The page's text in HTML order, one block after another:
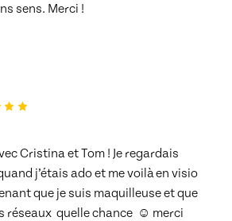
sens. Merci !
Cristina et Tom ! Je regardais
j’étais ado et me voilà en visio
que je suis maquilleuse et que
réseaux  quelle chance  ☺️ merci